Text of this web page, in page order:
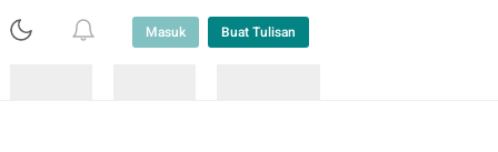
Masuk Buat Tulisan